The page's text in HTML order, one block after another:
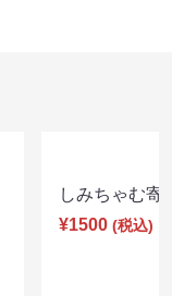
しみちゃむ
¥1500 (税込)